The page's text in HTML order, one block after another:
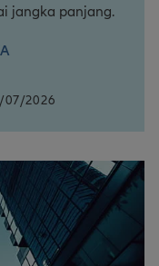
jangka panjang.
07/2026